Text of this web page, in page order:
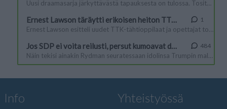
Info Yhteistyössä